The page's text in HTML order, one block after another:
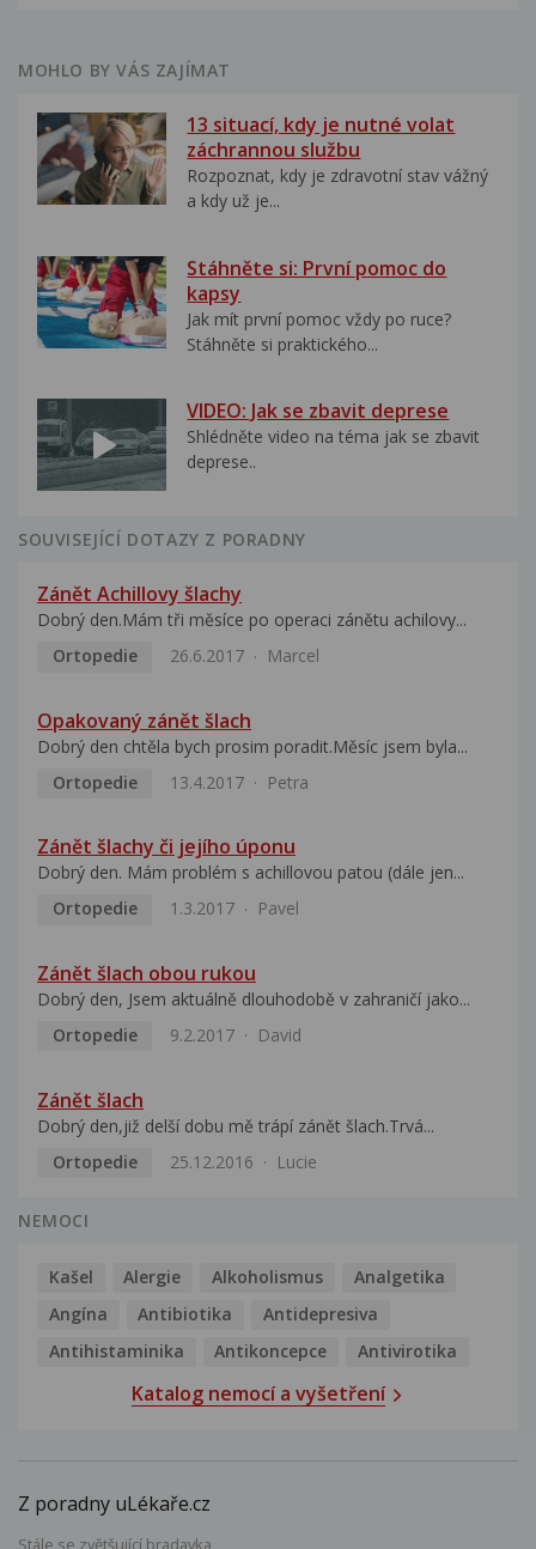
MOHLO BY VÁS ZAJÍMAT
13 situací, kdy je nutné volat
záchrannou službu
Rozpoznat, kdy je zdravotní stav vážný
a kdy už je...
Stáhněte si: První pomoc do
kapsy
Jak mít první pomoc vždy po ruce?
Stáhněte si praktického...
VIDEO: Jak se zbavit deprese
Shlédněte video na téma jak se zbavit
deprese..
SOUVISEJÍCÍ DOTAZY Z PORADNY
Zánět Achillovy šlachy
Dobrý den.Mám tři měsíce po operaci zánětu achilovy...
Ortopedie
26.6.2017 Marcel
Opakovaný zánět šlach
Dobrý den chtěla bych prosim poradit.Měsíc jsem byla...
Ortopedie
13.4.2017 Petra
Zánět šlachy či jejího úponu
Dobrý den. Mám problém s achillovou patou (dále jen...
Ortopedie
1.3.2017 Pavel
Zánět šlach obou rukou
Dobrý den, Jsem aktuálně dlouhodobě v zahraničí jako...
Ortopedie
9.2.2017 David
Zánět šlach
Dobrý den,již delší dobu mě trápí zánět šlach.Trvá...
Ortopedie
25.12.2016 Lucie
NEMOCI
Kašel Alergie Alkoholismus
Analgetika
Angína
Antibiotika
Antidepresiva
Antihistaminika
Antikoncepce Antivirotika
Katalog nemocí a vyšetření
Z poradny uLékaře.cz